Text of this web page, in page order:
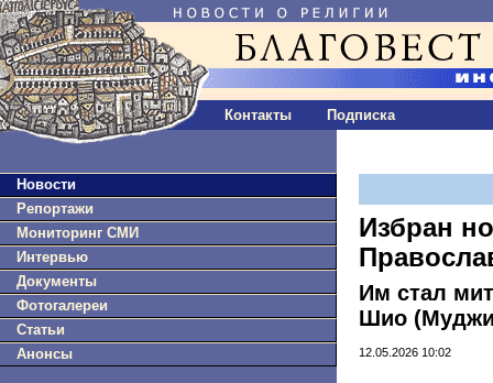
Контакты Подписка
Новости
Репортажи
Мониторинг СМИ
Интервью
Документы
Фотогалереи
Статьи
Анонсы
Избран
Им стал
Шио
12.05.2026 10:02